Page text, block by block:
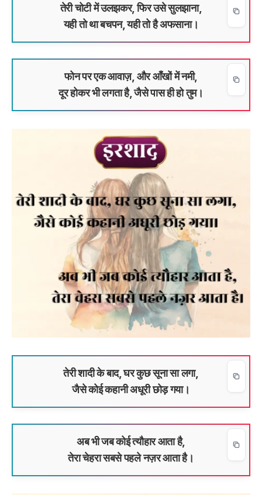
तेरी चोटी में उलझकर, फिर उसे सुलझाना,
यही तो था बचपन, यही तो है अफसाना।
फोन पर एक आवाज़, और आँखों में नमी,
दूर होकर भी लगता है, जैसे पास ही हो तुम।
तेरी शादी के बाद, घर कुछ सूना सा लगा,
जैसे कोई कहानी अधूरी छोड़ गया।
अब भी जब कोई त्यौहार आता है,
तेरा चेहरा सबसे पहले नज़र आता है।